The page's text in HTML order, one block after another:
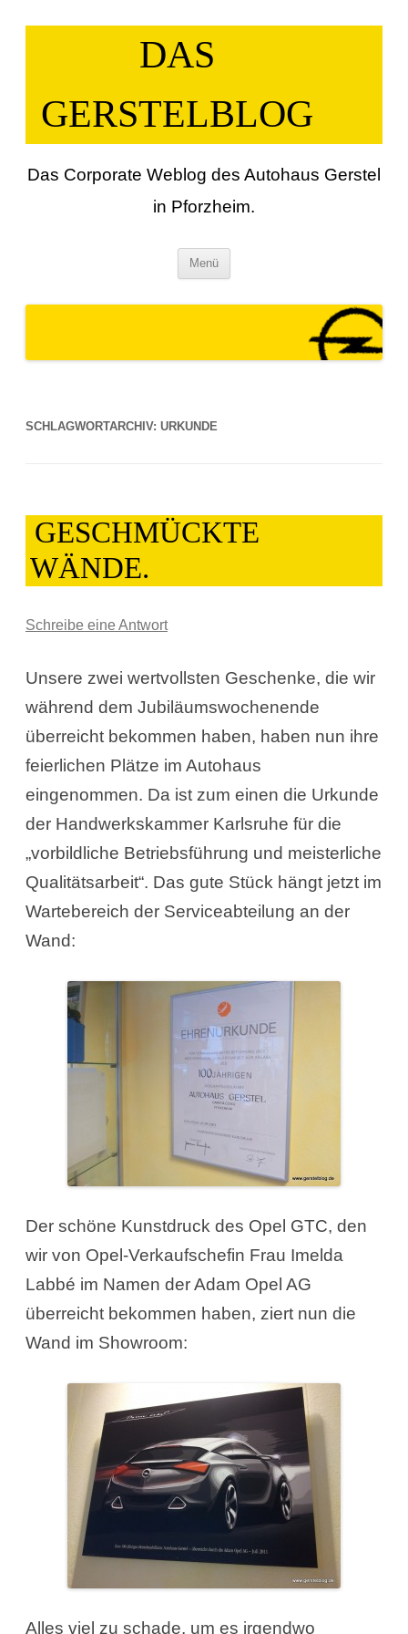
Inhalt
DAS
GERSTELBLOG
Das Corporate Weblog des Autohaus Gerstel
in Pforzheim.
Menü
SCHLAGWORTARCHIV: URKUNDE
GESCHMÜCKTE
WÄNDE.
Schreibe eine Antwort
Unsere zwei wertvollsten Geschenke, die wir
während dem Jubiläumswochenende
überreicht bekommen haben, haben nun ihre
feierlichen Plätze im Autohaus
eingenommen. Da ist zum einen die Urkunde
der Handwerkskammer Karlsruhe für die
„vorbildliche Betriebsführung und meisterliche
Qualitätsarbeit“. Das gute Stück hängt jetzt im
Wartebereich der Serviceabteilung an der
Wand:
Der schöne Kunstdruck des Opel GTC, den
wir von Opel-Verkaufschefin Frau Imelda
Labbé im Namen der Adam Opel AG
überreicht bekommen haben, ziert nun die
Wand im Showroom:
Alles viel zu schade, um es irgendwo